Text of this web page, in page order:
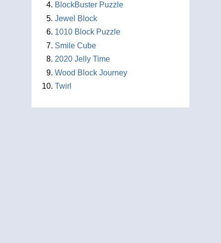
BlockBuster Puzzle
Jewel Block
1010 Block Puzzle
Smile Cube
2020 Jelly Time
Wood Block Journey
Twirl